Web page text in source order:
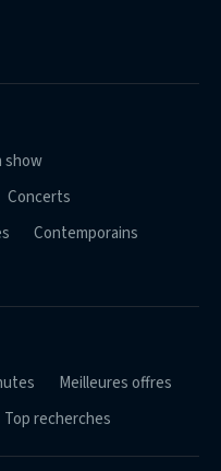
show
Concerts
Contemporains
Meilleures offres
Top recherches